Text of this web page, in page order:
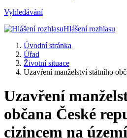
Vyhledávání
Hlášení rozhlasu
Úvodní stránka
Úřad
Životní situace
Uzavření manželství státního
Uzavření
občana České
cizincem na